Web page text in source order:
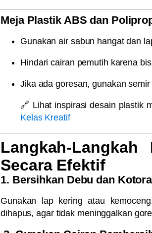
Meja Plastik ABS dan
Gunakan air sabun hangat dan
Hindari cairan pemutih karena
Jika ada goresan, gunakansemir
🔗 Lihat inspirasi desain plastik
Kelas Kreatif
Langkah-Langkah
Secara Efektif
1. Bersihkan Debu dan
Gunakan lap kering atau
dihapus, agar tidak meninggalkan